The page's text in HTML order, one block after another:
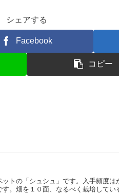
シェアする
Facebook
コピー
トの「シュシュ」です。入手頻度
。畑を１０面、なるべく栽培して